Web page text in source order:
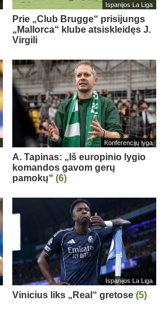
Ispanijos La Liga
Prie „Club Brugge“ prisijungs
„Mallorca“ klube atsiskleidęs J.
Virgili
Konferencijų lyga
A. Tapinas: „Iš europinio lygio
komandos gavom gerų
pamokų“ (6)
Ispanijos La Liga
Vinicius liks „Real“ gretose (5)